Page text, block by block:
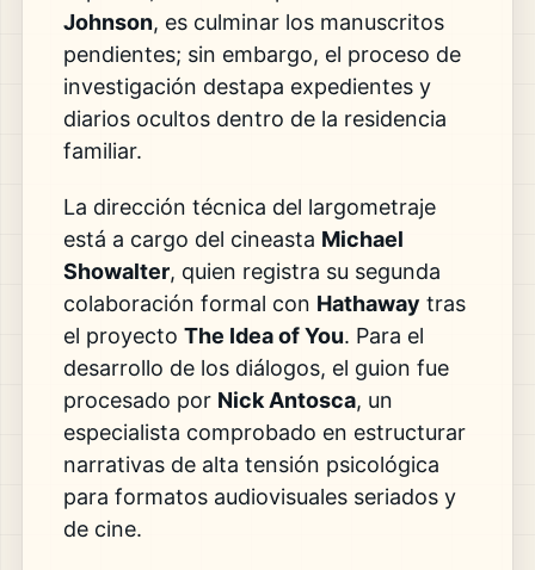
Johnson, es culminar los manuscritos
pendientes; sin embargo, el proceso de
investigación destapa expedientes y
diarios ocultos dentro de la residencia
familiar.
La dirección técnica del largometraje
está a cargo del cineasta Michael
Showalter, quien registra su segunda
colaboración formal con Hathaway tras
el proyecto The Idea of You. Para el
desarrollo de los diálogos, el guion fue
procesado por Nick Antosca, un
especialista comprobado en estructurar
narrativas de alta tensión psicológica
para formatos audiovisuales seriados y
de cine.